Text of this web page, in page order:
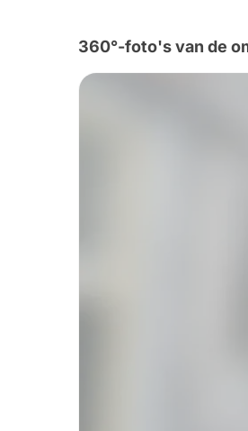
360°-foto's van de